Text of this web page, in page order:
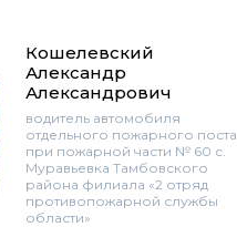
Кошелевский
Александр
Александрович
водитель автомобиля
отдельного пожарного поста
при пожарной части № 60 с.
Муравьевка Тамбовского
района филиала «2 отряд
противопожарной службы
области»